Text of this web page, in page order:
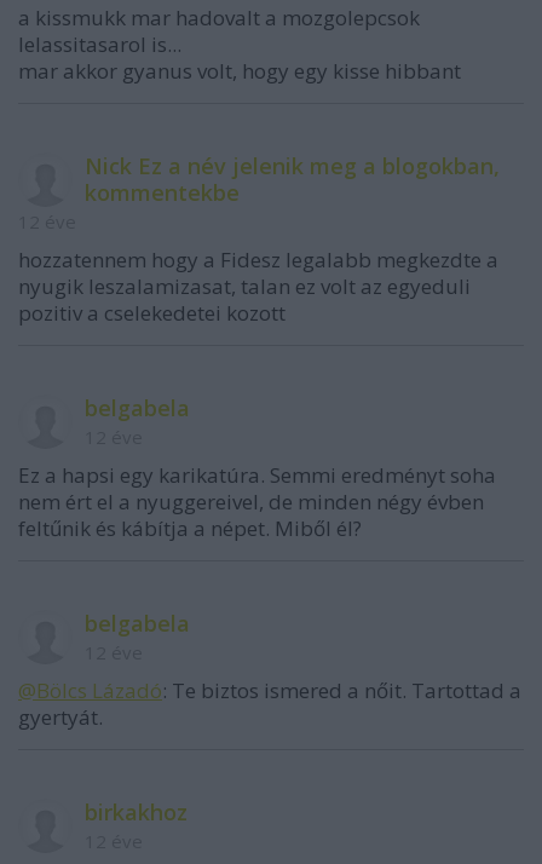
a kissmukk mar hadovalt a mozgolepcsok
lelassitasarol is...
mar akkor gyanus volt, hogy egy kisse hibbant
Nick Ez a név jelenik meg a blogokban,
kommentekbe
hozzatennem hogy a Fidesz legalabb megkezdte a
nyugik leszalamizasat, talan ez volt az egyeduli
pozitiv a cselekedetei kozott
belgabela
Ez a hapsi egy karikatúra. Semmi eredményt soha
nem ért el a nyuggereivel, de minden négy évben
feltűnik és kábítja a népet. Miből él?
belgabela
@Bölcs Lázadó: Te biztos ismered a nőit. Tartottad a
gyertyát.
birkakhoz